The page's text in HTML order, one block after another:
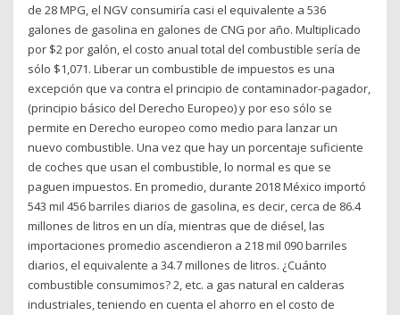
de 28 MPG, el NGV consumiría casi el equivalente a 536
galones de gasolina en galones de CNG por año. Multiplicado
por $2 por galón, el costo anual total del combustible sería de
sólo $1,071. Liberar un combustible de impuestos es una
excepción que va contra el principio de contaminador-pagador,
(principio básico del Derecho Europeo) y por eso sólo se
permite en Derecho europeo como medio para lanzar un
nuevo combustible. Una vez que hay un porcentaje suficiente
de coches que usan el combustible, lo normal es que se
paguen impuestos. En promedio, durante 2018 México importó
543 mil 456 barriles diarios de gasolina, es decir, cerca de 86.4
millones de litros en un día, mientras que de diésel, las
importaciones promedio ascendieron a 218 mil 090 barriles
diarios, el equivalente a 34.7 millones de litros. ¿Cuánto
combustible consumimos? 2, etc. a gas natural en calderas
industriales, teniendo en cuenta el ahorro en el costo de